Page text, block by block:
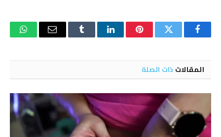
فيسبوكتويتر بينتيريستلينكدإن Tumblr البريد
المقالات ذات الصلة